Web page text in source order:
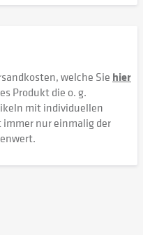
welche Sie hier
Produkt die o. g.
mit individuellen
nur einmalig der